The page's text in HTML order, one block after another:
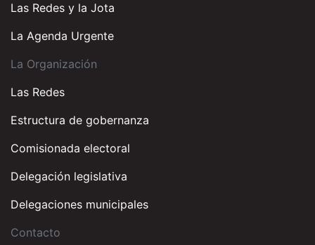
Las Redes y la Jota
La Agenda Urgente
La Organización
Las Redes
Estructura de gobernanza
Comisionada electoral
Delegación legislativa
Delegaciones municipales
Contacto